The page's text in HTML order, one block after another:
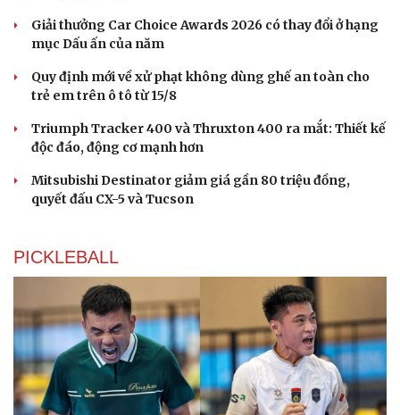
Giải thưởng Car Choice Awards 2026 có thay đổi ở hạng
mục Dấu ấn của năm
Quy định mới về xử phạt không dùng ghế an toàn cho
trẻ em trên ô tô từ 15/8
Triumph Tracker 400 và Thruxton 400 ra mắt: Thiết kế
độc đáo, động cơ mạnh hơn
Mitsubishi Destinator giảm giá gần 80 triệu đồng,
quyết đấu CX-5 và Tucson
PICKLEBALL